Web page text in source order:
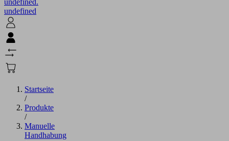
undefined.
undefined
Startseite
/
Produkte
/
Manuelle
Handhabung